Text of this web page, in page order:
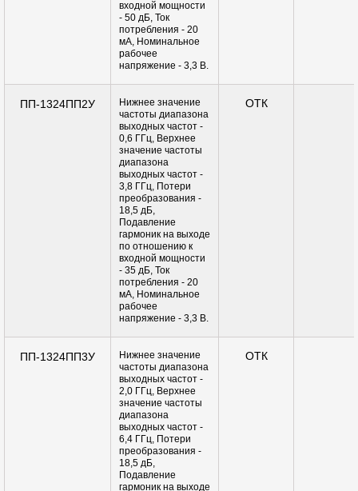
входной мощности
- 50 дБ, Ток
потребления - 20
мА, Номинальное
рабочее
напряжение - 3,3 В.
ПП-1324ПП2У
Нижнее значение
частоты диапазона
выходных частот -
0,6 ГГц, Верхнее
значение частоты
диапазона
выходных частот -
3,8 ГГц, Потери
преобразования -
18,5 дБ,
Подавление
гармоник на выходе
по отношению к
входной мощности
- 35 дБ, Ток
потребления - 20
мА, Номинальное
рабочее
напряжение - 3,3 В.
ОТК
ПП-1324ПП3У
Нижнее значение
частоты диапазона
выходных частот -
2,0 ГГц, Верхнее
значение частоты
диапазона
выходных частот -
6,4 ГГц, Потери
преобразования -
18,5 дБ,
Подавление
гармоник на выходе
ОТК